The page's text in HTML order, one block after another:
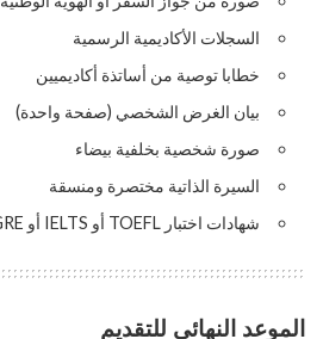
السجلات الأكاديمية الرسمية
خطابا توصية من أساتذة أكاديميين
بيان الغرض الشخصي (صفحة واحدة)
صورة شخصية بخلفية بيضاء
السيرة الذاتية مختصرة ومنسقة
شهادات اختبار TOEFL أو IELTS أو GRE أو GMAT (إن وُجدت).
الموعد النهائي للتقديم